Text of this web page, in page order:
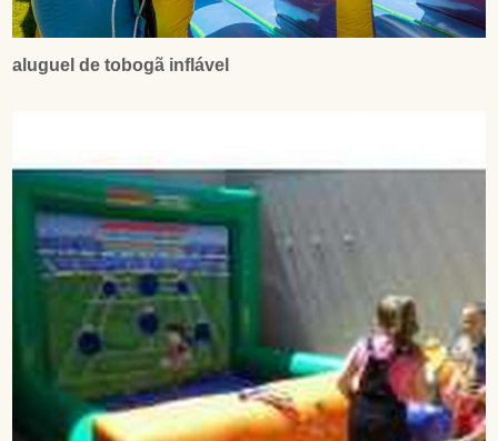
aluguel de tobogã inflável